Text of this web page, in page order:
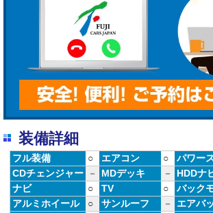
装備詳細
フル装備 ○ エアコン ○ パワー
CDチェンジャー
－ MDデッキ － HDDナ
ナビ
○ TV ○ バック
アルミホイール
○ サンルーフ － エアバ